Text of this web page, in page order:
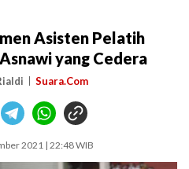
Asisten Pelatih
yang Cedera
Suara.Com
2021 | 22:48 WIB